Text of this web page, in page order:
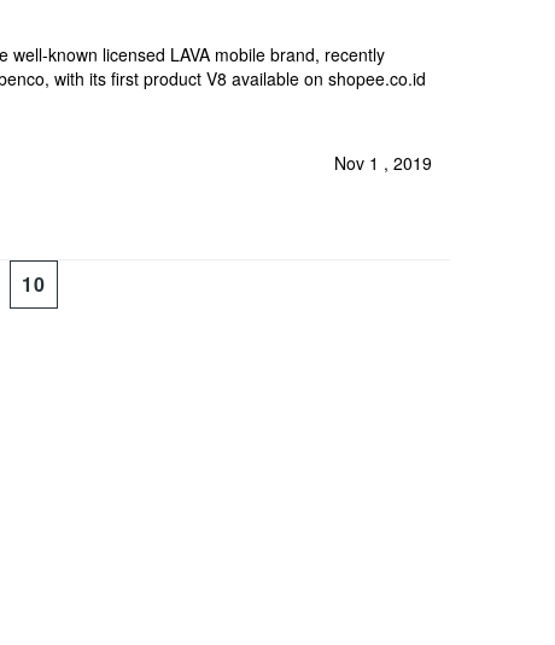
known licensed LAVA mobile brand, recently
with its first product V8 available on shopee.co.id
Nov 1 , 2019
10